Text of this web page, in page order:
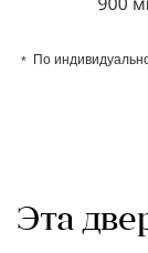
По
Эта